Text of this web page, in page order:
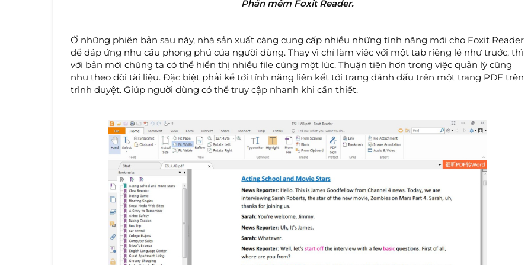
Phần mềm Foxit Reader.
Ở những phiên bản sau này, nhà sản xuất càng cung cấp nhiều những tính năng mới cho Foxit Reader
để đáp ứng nhu cầu phong phú của người dùng. Thay vì chỉ làm việc với một tab riêng lẻ như trước, thì
với bản mới chúng ta có thể hiển thị nhiều file cùng một lúc. Thuận tiện hơn trong việc quản lý cũng
như theo dõi tài liệu. Đặc biệt phải kể tới tính năng liên kết tới trang đánh dấu trên một trang PDF trên
trình duyệt. Giúp người dùng có thể truy cập nhanh khi cần thiết.